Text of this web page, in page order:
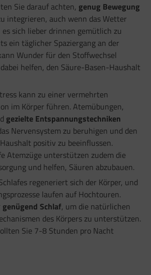
Sie darauf achten, genug Bewegung
integrieren, auch wenn das Wetter
sich lieber drinnen gemütlich zu
ein täglicher Spaziergang an der
Wunder für den Stoffwechsel
helfen, den Säure-Basen-Haushalt
kann zu einer vermehrten
im Körper führen. Atemübungen,
gezielte Entspannungstechniken
Nervensystem zu beruhigen und den
positiv zu beeinflussen.
Atemzüge unterstützen zudem die
und helfen, Säuren abzubauen.
regeneriert sich der Körper, und
laufen auf Hochtouren.
genügend Schlaf, um die natürlichen
des Körpers zu unterstützen.
Sie 7-8 Stunden pro Nacht